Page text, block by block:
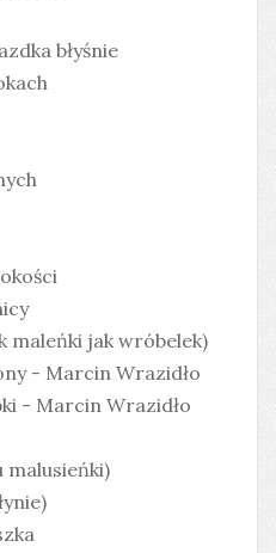
błyśnie
maleńki jak wróbelek)
- Marcin Wrazidło
- Marcin Wrazidło
malusieńki)